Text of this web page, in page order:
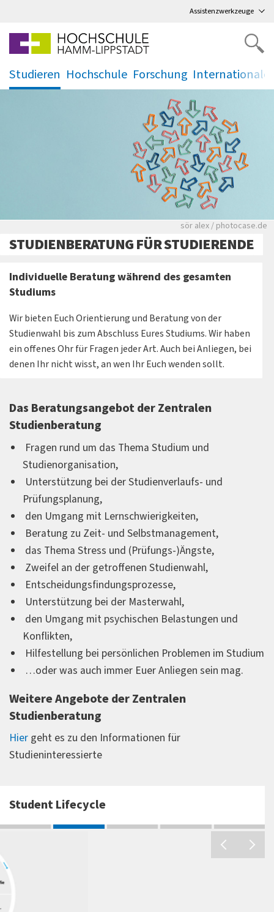
Assistenzwerkzeuge
Studieren
.
Hochschule
.
Forschung
. .
Mehrere rote Pfeile
sör alex / photocase.de
STUDIENBERATUNG FÜR STUDIERENDE
Individuelle Beratung während des gesamten
Studiums
Wir bieten Euch Orientierung und Beratung von der
Studienwahl bis zum Abschluss Eures Studiums. Wir haben
ein offenes Ohr für Fragen jeder Art. Auch bei Anliegen, bei
denen Ihr nicht wisst, an wen Ihr Euch wenden sollt.
Das Beratungsangebot der Zentralen
Studienberatung
Fragen rund um das Thema Studium und
Studienorganisation,
Unterstützung bei der Studienverlaufs- und
Prüfungsplanung,
den Umgang mit Lernschwierigkeiten,
Beratung zu Zeit- und Selbstmanagement,
das Thema Stress und (Prüfungs-)Ängste,
Zweifel an der getroffenen Studienwahl,
Entscheidungsfindungsprozesse,
Unterstützung bei der Masterwahl,
den Umgang mit psychischen Belastungen und
Konflikten,
Hilfestellung bei persönlichen Problemen im Studium
…oder was auch immer Euer Anliegen sein mag.
Weitere Angebote der Zentralen
Studienberatung
Hier geht es zu den Informationen für
Studieninteressierte
Student Lifecycle